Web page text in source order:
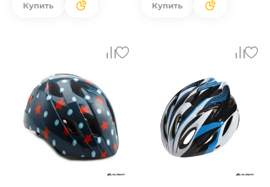
Купить Купить